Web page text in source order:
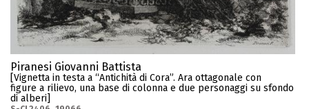
Piranesi Giovanni Battista
[Vignetta in testa a “Antichità di Cora”. Ara ottagonale con
figure a rilievo, una base di colonna e due personaggi su sfondo
di alberi]